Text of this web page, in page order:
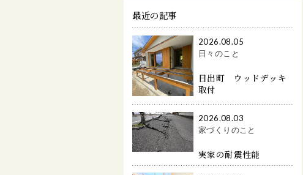
最近の記事
2026.08.05
日々のこと
日出町 ウッドデッキ
取付
2026.08.03
家づくりのこと
実家の耐震性能